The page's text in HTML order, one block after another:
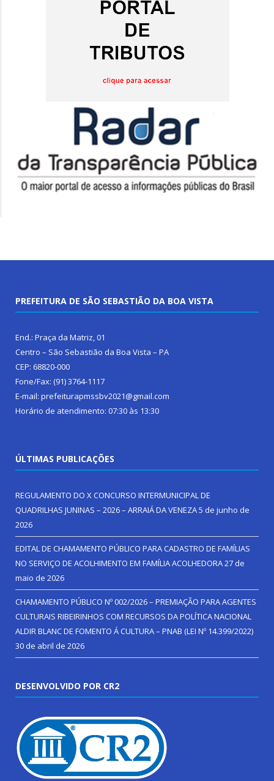
PREFEITURA DE SÃO SEBASTIÃO DA BOA VISTA
End.: Praça da Matriz, 01
Centro – São Sebastião da Boa Vista – PA
CEP: 68820-000
Fone/Fax: (91) 3764-1117
E-mail: prefeiturapmssbv2021@gmail.com
Horário de atendimento: 07:30 às 13:30
ÚLTIMAS PUBLICAÇÕES
REGULAMENTO DO X CONCURSO INTERMUNICIPAL DE
QUADRILHAS JUNINAS – 2026 – ARRAIÁ DA VENEZA5 de junho de
2026
EDITAL DE CHAMAMENTO PÚBLICO PARA CADASTRO DE FAMÍLIAS
NO SERVIÇO DE ACOLHIMENTO EM FAMÍLIA ACOLHEDORA27 de
maio de 2026
CHAMAMENTO PÚBLICO Nº 002/2026 – PREMIAÇÃO PARA AGENTES
CULTURAIS RIBEIRINHOS COM RECURSOS DA POLÍTICA NACIONAL
ALDIR BLANC DE FOMENTO Á CULTURA – PNAB (LEI Nº 14.399/2022)
30 de abril de 2026
DESENVOLVIDO POR CR2